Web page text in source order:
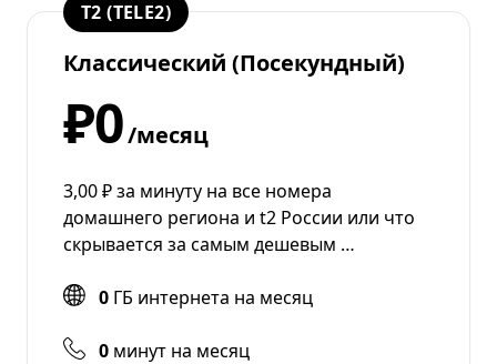
T2 (TELE2)
Классический (Посекундный)
₽0/месяц
3,00 ₽ за минуту на все номера
домашнего региона и t2 России или что
скрывается за самым дешевым …
0 ГБ интернета на месяц
0 минут на месяц